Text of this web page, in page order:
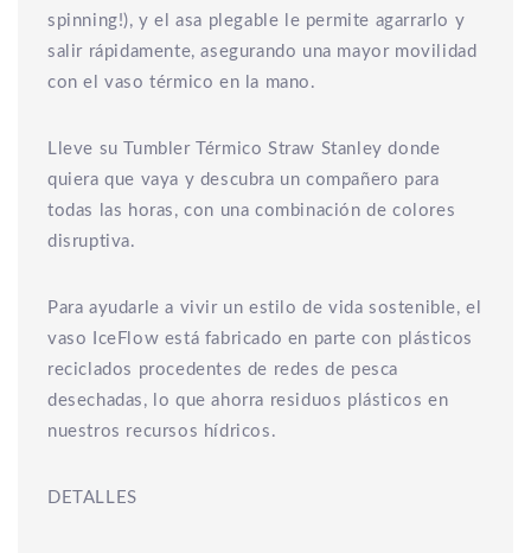
spinning!), y el asa plegable le permite agarrarlo y
salir rápidamente, asegurando una mayor movilidad
con el vaso térmico en la mano.
Lleve su Tumbler Térmico Straw Stanley donde
quiera que vaya y descubra un compañero para
todas las horas, con una combinación de colores
disruptiva.
Para ayudarle a vivir un estilo de vida sostenible, el
vaso IceFlow está fabricado en parte con plásticos
reciclados procedentes de redes de pesca
desechadas, lo que ahorra residuos plásticos en
nuestros recursos hídricos.
DETALLES